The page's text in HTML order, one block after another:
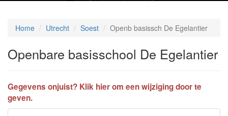
Home Utrecht Soest Openb basissch De Egelantier
Openbare basisschool De Egelantier
Gegevens onjuist? Klik hier om een wijziging door te
geven.